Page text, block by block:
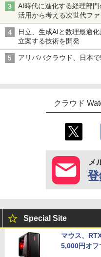
AI時代に進化する経理部
活用から考える次世代フ
日立、生成AIと数理最適
立案する技術を開発
アリババクラウド、日本
クラウド
メ
Special Site
マウス、
5,000円オフ